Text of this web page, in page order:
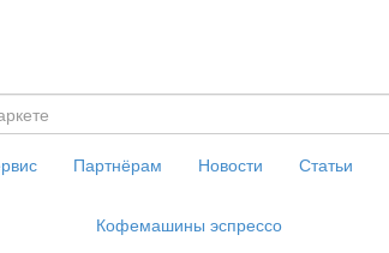
Партнёрам Новости Статьи
Кофемашины эспрессо